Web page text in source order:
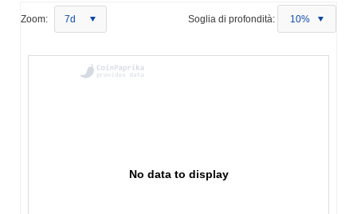
Zoom: 7d Soglia di profondità: 10%
No data to display